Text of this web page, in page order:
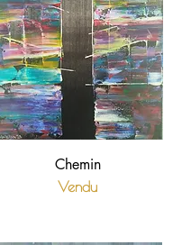
Chemin
Vendu